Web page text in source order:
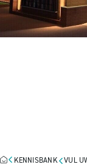
KENNISBANK VUL